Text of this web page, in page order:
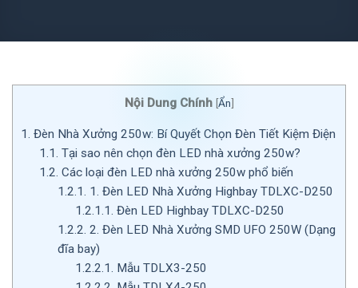
Nội Dung Chính [Ẩn]
1. Đèn Nhà Xưởng 250w: Bí Quyết Chọn Đèn Tiết Kiệm Điện
1.1. Tại sao nên chọn đèn LED nhà xưởng 250w?
1.2. Các loại đèn LED nhà xưởng 250w phổ biến
1.2.1. 1. Đèn LED Nhà Xưởng Highbay TDLXC-D250
1.2.1.1. Đèn LED Highbay TDLXC-D250
1.2.2. 2. Đèn LED Nhà Xưởng SMD UFO 250W (Dạng
đĩa bay)
1.2.2.1. Mẫu TDLX3-250